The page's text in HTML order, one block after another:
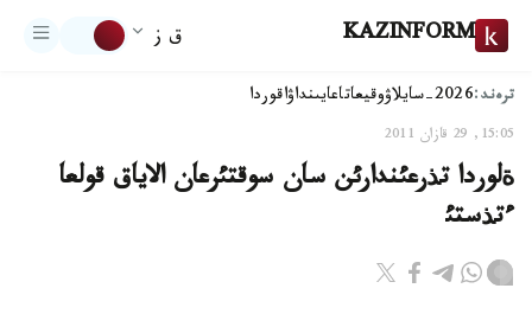
KAZINFORM ق ز
ترەند:2026-سايلاۋ وقيعاتاعايىنداۋاقوردا
15:05, 29 قازان 2011
ةلوردا تذرعئندارئن سان سوقتئرعان الاياق قولعا
ءتذستئ